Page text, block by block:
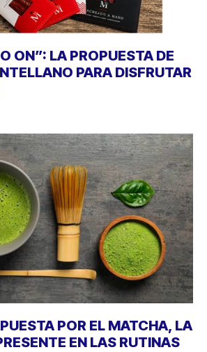
ON”: LA PROPUESTA DE
PARA DISFRUTAR
POR EL MATCHA, LA
EN LAS RUTINAS